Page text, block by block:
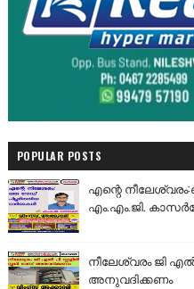
POPULAR POSTS
എന്റെ
എം.എം.ജി.
നീലേശ്വരം ജി
അനുവദിക്കണം